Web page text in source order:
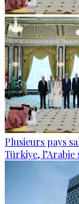
Plusieurs pays
Türkiye,